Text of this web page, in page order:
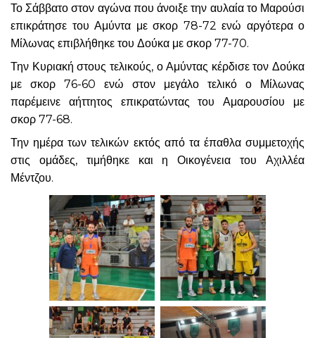
Το Σάββατο στον αγώνα που άνοιξε την αυλαία το Μαρούσι
επικράτησε του Αμύντα με σκορ 78-72 ενώ αργότερα ο
Μίλωνας επιβλήθηκε του Δούκα με σκορ 77-70.
Την Κυριακή στους τελικούς, ο Αμύντας κέρδισε τον Δούκα
με σκορ 76-60 ενώ στον μεγάλο τελικό ο Μίλωνας
παρέμεινε αήττητος επικρατώντας του Αμαρουσίου με
σκορ 77-68.
Την ημέρα των τελικών εκτός από τα έπαθλα συμμετοχής
στις ομάδες, τιμήθηκε και η Οικογένεια του Αχιλλέα
Μέντζου.